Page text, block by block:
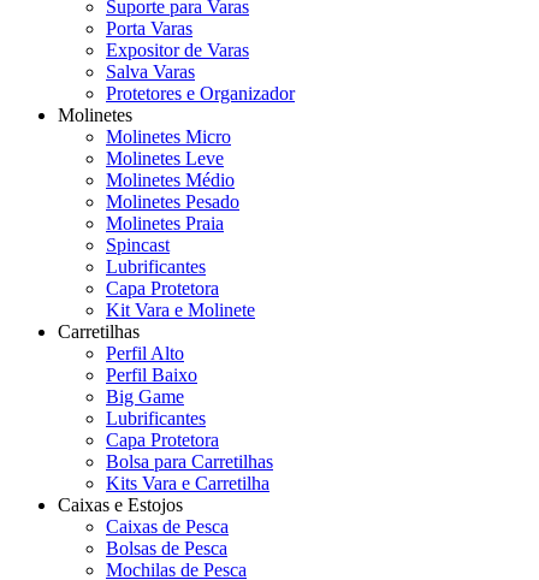
Suporte para Varas
Porta Varas
Expositor de Varas
Salva Varas
Protetores e Organizador
Molinetes
Molinetes Micro
Molinetes Leve
Molinetes Médio
Molinetes Pesado
Molinetes Praia
Spincast
Lubrificantes
Capa Protetora
Kit Vara e Molinete
Carretilhas
Perfil Alto
Perfil Baixo
Big Game
Lubrificantes
Capa Protetora
Bolsa para Carretilhas
Kits Vara e Carretilha
Caixas e Estojos
Caixas de Pesca
Bolsas de Pesca
Mochilas de Pesca